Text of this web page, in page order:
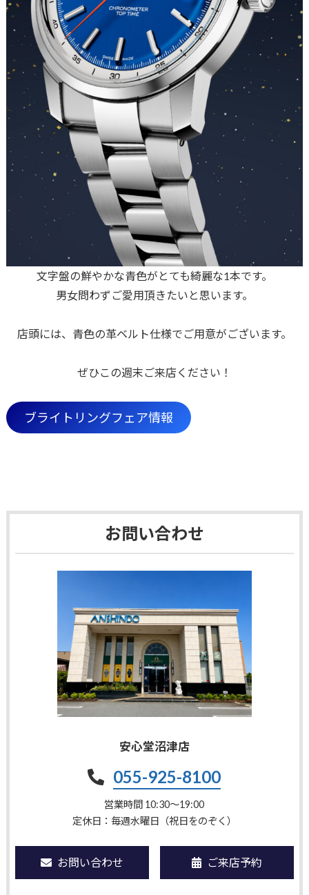
文字盤の鮮やかな青色がとても綺麗な1本です。
男女問わずご愛用頂きたいと思います。
店頭には、青色の革ベルト仕様でご用意がございます。
ぜひこの週末ご来店ください！
ブライトリングフェア情報
お問い合わせ
安心堂沼津店
055-925-8100
営業時間 10:30〜19:00
定休日：毎週水曜日（祝日をのぞく）
お問い合わせ ご来店予約